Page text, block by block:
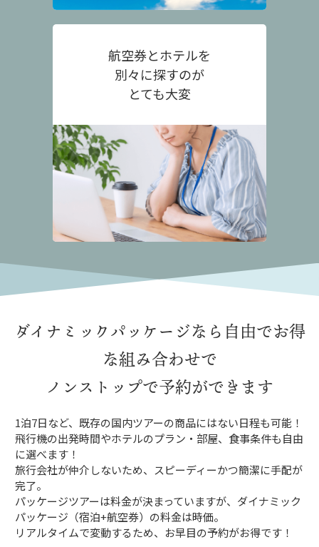
航空券とホテルを
別々に探すのが
とても大変
ダイナミックパッケージなら 自由でお得
な組み合わせで
ノンストップで予約ができます
1泊7日など、既存の国内ツアーの商品にはない日程も可能！
飛行機の出発時間やホテルのプラン・部屋、食事条件も自由
に選べます！
旅行会社が仲介しないため、スピーディーかつ簡潔に手配が
完了。
パッケージツアーは料金が決まっていますが、ダイナミック
パッケージ（宿泊+航空券）の料金は時価。
リアルタイムで変動するため、お早目の予約がお得です！